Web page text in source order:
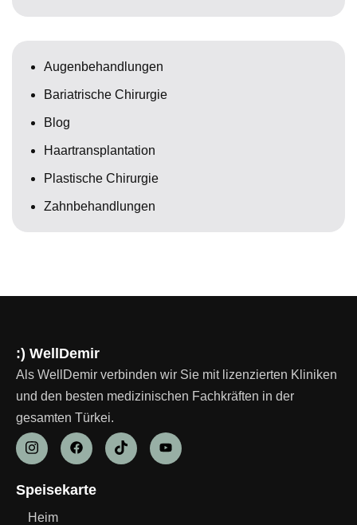
Augenbehandlungen
Bariatrische Chirurgie
Blog
Haartransplantation
Plastische Chirurgie
Zahnbehandlungen
:) WellDemir
Als WellDemir verbinden wir Sie mit lizenzierten Kliniken
und den besten medizinischen Fachkräften in der
gesamten Türkei.
Speisekarte
Heim